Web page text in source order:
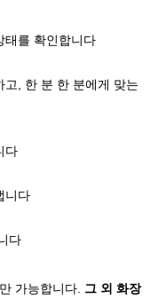
태를 확인합니다
고, 한 분 한 분에게 맞는
다
니다
다
가능합니다. 그 외 화장